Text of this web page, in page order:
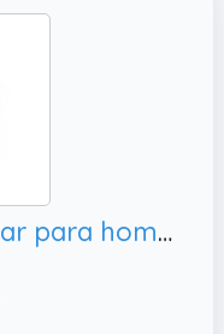
LHI Gran mochila militar para hombres, 35L